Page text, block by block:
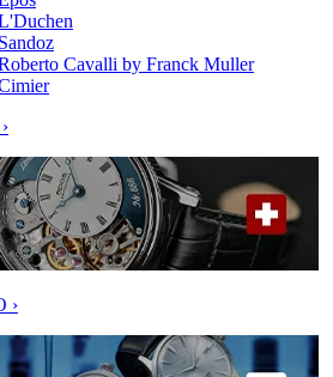
Sandoz
Cavalli by Franck Muller
›